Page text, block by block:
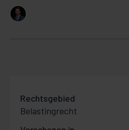
Rechtsgebied
Belastingrecht